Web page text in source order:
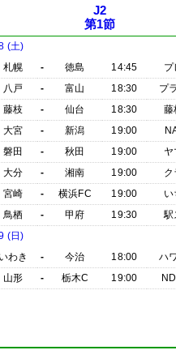
J2
第1節
(土)
札幌
- 徳島 14:45
プ
八戸
- 富山 18:30
プ
藤枝
- 仙台 18:30
藤
大宮
- 新潟 19:00
磐田
- 秋田 19:00
大分
- 湘南 19:00
ク
宮崎
- 横浜FC 19:00
鳥栖
- 甲府 19:30
駅
(日)
わき
- 今治 18:00
ハ
山形
- 栃木C 19:00